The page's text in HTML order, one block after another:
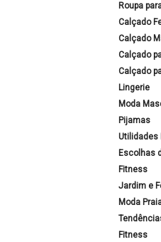
Roupa
Calçado
Calçado
Calçado
Calçado
Lingerie
Moda
Pijamas
Utilidades
Escolhas
Fitness
Jardim e
Moda
Fitness